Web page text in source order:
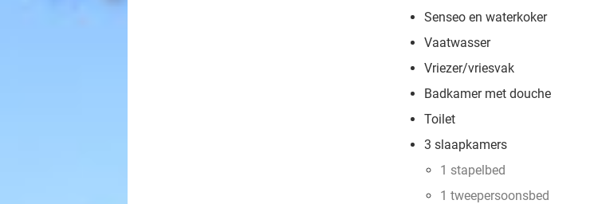
Senseo en waterkoker
Vaatwasser
Vriezer/vriesvak
Badkamer met douche
Toilet
3 slaapkamers
1 stapelbed
1 tweepersoonsbed